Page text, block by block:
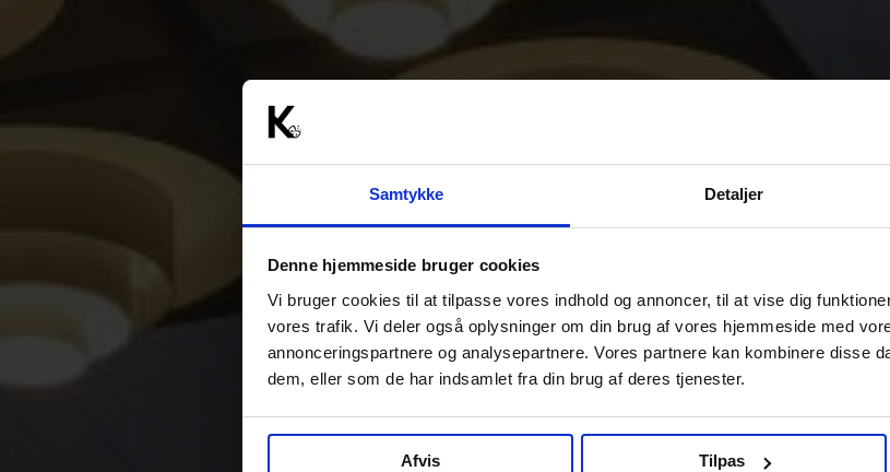
Samtykke Detaljer
Denne hjemmeside bruger cookies
Vi bruger cookies til at tilpasse vores indhold og annoncer, til at vise dig
vores trafik. Vi deler også oplysninger om din brug af vores hjemmeside med
annonceringspartnere og analysepartnere. Vores partnere kan kombinere disse
dem, eller som de har indsamlet fra din brug af deres tjenester.
Afvis Tilpas